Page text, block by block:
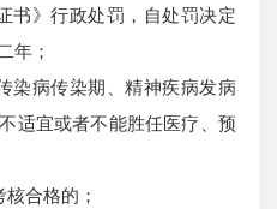
书》行政处罚，自处罚决定
年；
染病传染期、精神疾病发病
适宜或者不能胜任医疗、预
合格的；